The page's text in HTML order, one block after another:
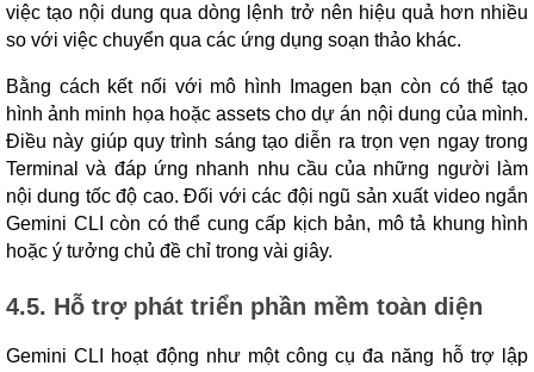
việc tạo nội dung qua dòng lệnh trở nên hiệu quả hơn nhiều
so với việc chuyển qua các ứng dụng soạn thảo khác.
Bằng cách kết nối với mô hình Imagen bạn còn có thể tạo
hình ảnh minh họa hoặc assets cho dự án nội dung của mình.
Điều này giúp quy trình sáng tạo diễn ra trọn vẹn ngay trong
Terminal và đáp ứng nhanh nhu cầu của những người làm
nội dung tốc độ cao. Đối với các đội ngũ sản xuất video ngắn
Gemini CLI còn có thể cung cấp kịch bản, mô tả khung hình
hoặc ý tưởng chủ đề chỉ trong vài giây.
4.5. Hỗ trợ phát triển phần mềm toàn diện
Gemini CLI hoạt động như một công cụ đa năng hỗ trợ lập